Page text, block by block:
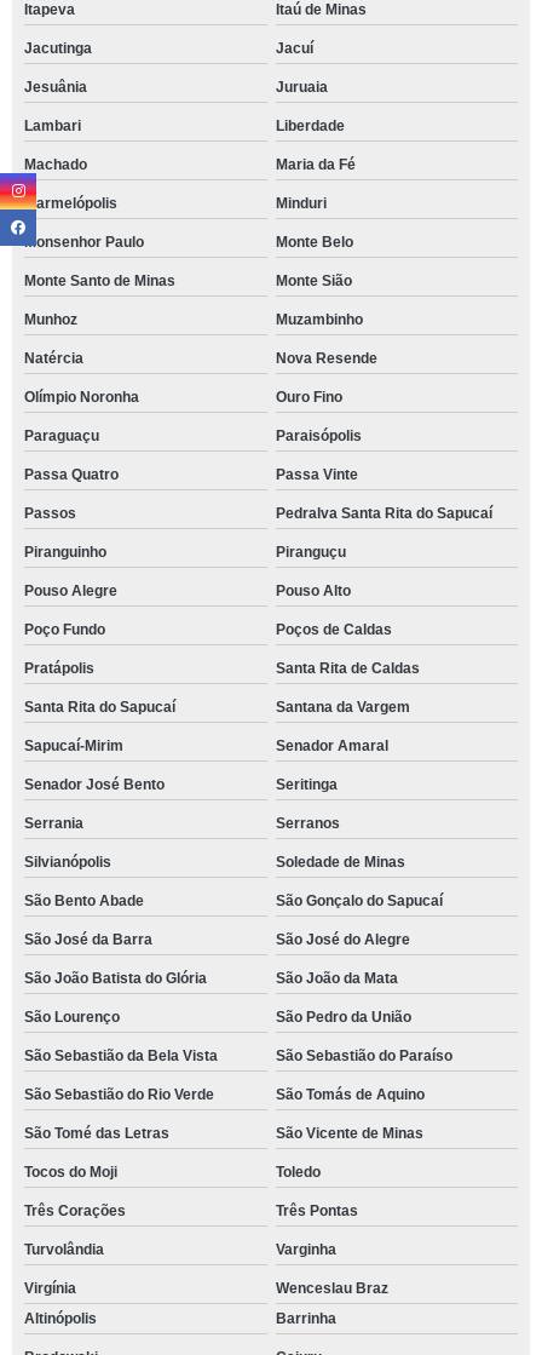
Itapeva Itaú de Minas
Jacutinga Jacuí
Jesuânia Juruaia
Lambari Liberdade
Machado Maria da Fé
Marmelópolis Minduri
Monsenhor Paulo Monte Belo
Monte Santo de Minas Monte Sião
Munhoz Muzambinho
Natércia Nova Resende
Olímpio Noronha Ouro Fino
Paraguaçu Paraisópolis
Passa Quatro Passa Vinte
Passos Pedralva Santa Rita do Sapucaí
Piranguinho Piranguçu
Pouso Alegre Pouso Alto
Poço Fundo Poços de Caldas
Pratápolis Santa Rita de Caldas
Santa Rita do Sapucaí Santana da Vargem
Sapucaí-Mirim Senador Amaral
Senador José Bento Seritinga
Serrania Serranos
Silvianópolis Soledade de Minas
São Bento Abade São Gonçalo do Sapucaí
São José da Barra São José do Alegre
São João Batista do Glória São João da Mata
São Lourenço São Pedro da União
São Sebastião da Bela Vista São Sebastião do Paraíso
São Sebastião do Rio Verde São Tomás de Aquino
São Tomé das Letras São Vicente de Minas
Tocos do Moji Toledo
Três Corações Três Pontas
Turvolândia Varginha
Virgínia
Wenceslau Braz
Altinópolis
Barrinha